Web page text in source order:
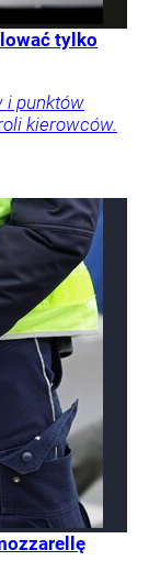
tylko
i punktów
kierowców.